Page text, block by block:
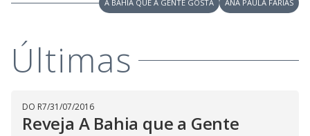
i
d
e
A BAHIA QUE A GENTE GOSTA ANA PAULA FARIAS
Últimas
DO R7/31/07/2016
Reveja A Bahia que a Gente